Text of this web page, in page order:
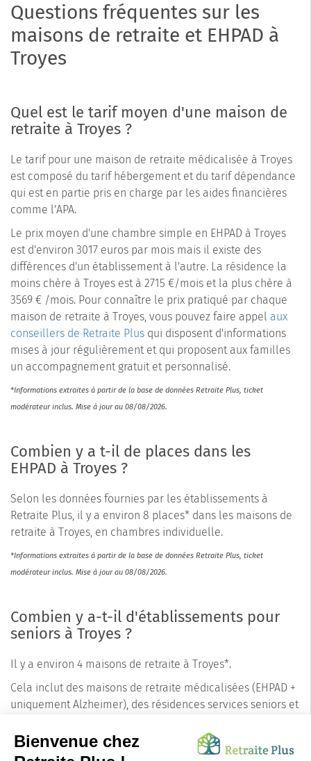
Questions fréquentes sur les
maisons de retraite et EHPAD à
Troyes
Quel est le tarif moyen d'une maison de
retraite à Troyes ?
Le tarif pour une maison de retraite médicalisée à Troyes
est composé du tarif hébergement et du tarif dépendance
qui est en partie pris en charge par les aides financières
comme l'APA.
Le prix moyen d'une chambre simple en EHPAD à Troyes
est d'environ 3017 euros par mois mais il existe des
différences d'un établissement à l'autre. La résidence la
moins chère à Troyes est à 2715 €/mois et la plus chère à
3569 € /mois. Pour connaître le prix pratiqué par chaque
maison de retraite à Troyes, vous pouvez faire appel aux
conseillers de Retraite Plus qui disposent d'informations
mises à jour régulièrement et qui proposent aux familles
un accompagnement gratuit et personnalisé.
*Informations extraites à partir de la base de données Retraite Plus, ticket
modérateur inclus. Mise à jour au 08/08/2026.
Combien y a t-il de places dans les
EHPAD à Troyes ?
Selon les données fournies par les établissements à
Retraite Plus, il y a environ 8 places* dans les maisons de
retraite à Troyes, en chambres individuelle.
*Informations extraites à partir de la base de données Retraite Plus, ticket
modérateur inclus. Mise à jour au 08/08/2026.
Combien y a-t-il d'établissements pour
seniors à Troyes ?
Il y a environ 4 maisons de retraite à Troyes*.
Cela inclut des maisons de retraite médicalisées (EHPAD +
uniquement Alzheimer), des résidences services seniors et
connaissent les précisions pour chaque établissement
concernant les tarifs, le nombre de places disponibles et